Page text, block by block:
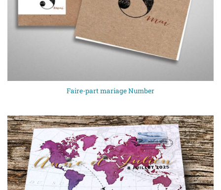
Faire-part mariage Number